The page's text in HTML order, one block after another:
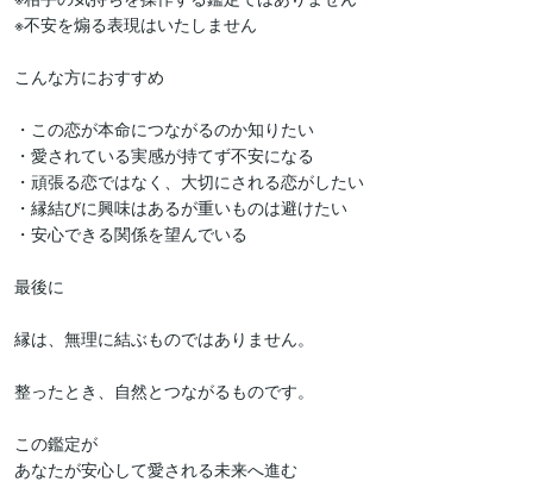
※不安を煽る表現はいたしません
こんな方におすすめ
・この恋が本命につながるのか知りたい
・愛されている実感が持てず不安になる
・頑張る恋ではなく、大切にされる恋がしたい
・縁結びに興味はあるが重いものは避けたい
・安心できる関係を望んでいる
最後に
縁は、無理に結ぶものではありません。
整ったとき、自然とつながるものです。
この鑑定が
あなたが安心して愛される未来へ進む